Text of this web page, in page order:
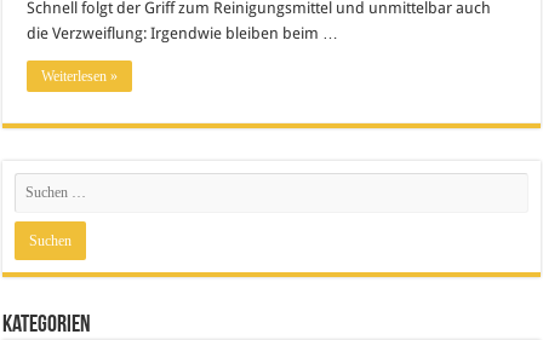
Schnell folgt der Griff zum Reinigungsmittel und unmittelbar auch
die Verzweiflung: Irgendwie bleiben beim …
Weiterlesen »
Kategorien